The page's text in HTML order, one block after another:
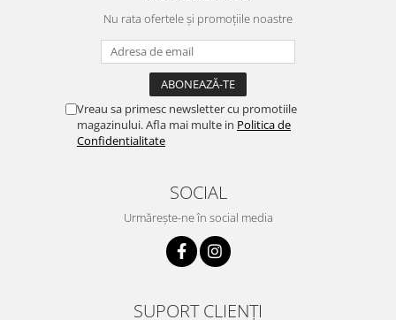
Nu rata ofertele și promoțiile noastre
Vreau sa primesc newsletter cu promotiile
magazinului. Afla mai multe in Politica de
Confidentialitate
SOCIAL
Urmărește-ne în social media
SUPORT CLIENȚI